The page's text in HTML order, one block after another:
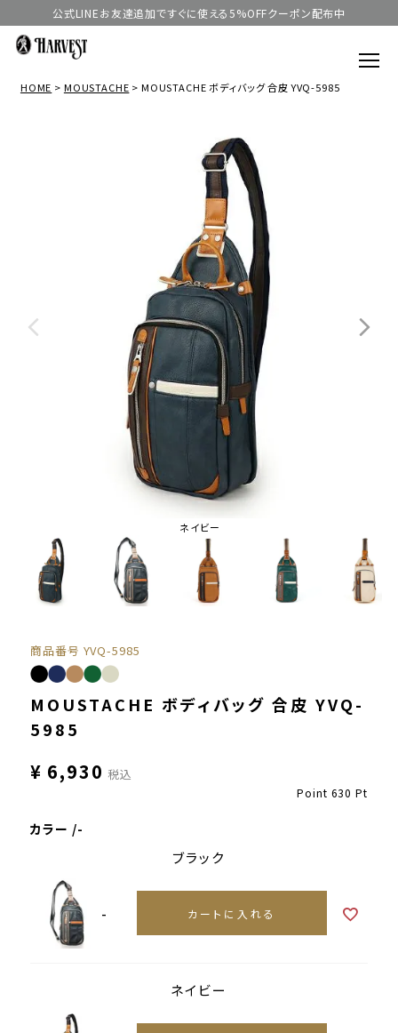
公式LINEお友達追加ですぐに使える5%OFFクーポン配布中
HOME MOUSTACHE MOUSTACHE ボディバッグ 合皮 YVQ-5985
ネイビー
商品番号 YVQ-5985
MOUSTACHE ボディバッグ 合皮 YVQ-
5985
¥ 6,930 税込
Point 630 Pt
カラー -
ブラック
- カートに入れる
ネイビー